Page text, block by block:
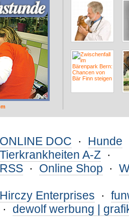
ONLINE DOC · Hunde
Tierkrankheiten A-Z ·
RSS · Online Shop ·
Hirczy Enterprises ·
· dewolf werbung |